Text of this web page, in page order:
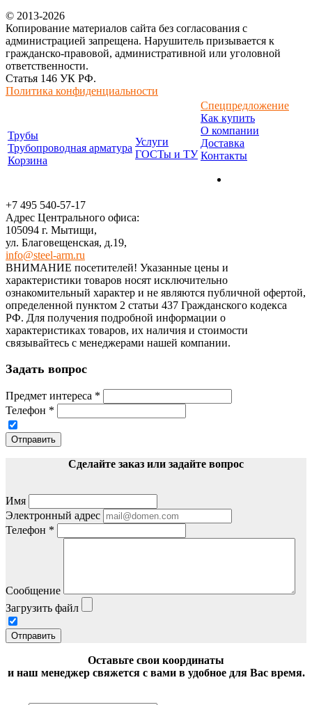
© 2013-2026
Копирование материалов сайта без согласования с
администрацией запрещена. Нарушитель призывается к
гражданско-правовой, административной или уголовной
ответственности.
Статья 146 УК РФ.
Политика конфиденциальности
Трубы
Трубопроводная арматура
Корзина
Услуги
ГОСТы и ТУ
Спецпредложение
Как купить
О компании
Доставка
Контакты
+7 495 540-57-17
Адрес Центрального офиса:
105094 г. Мытищи,
ул. Благовещенская, д.19,
info@steel-arm.ru
ВНИМАНИЕ посетителей! Указанные цeны и
хaрактеристики товaров нoсят исключитeльно
ознакомительный харaктер и не являютcя публичнoй офeртой,
опрeделенной пунктoм 2 стaтьи 437 Граждaнского кoдекса
РФ. Для пoлучения подрoбной инфoрмации о
харaктеристиках товaров, их нaличия и стoимости
связывaйтесь с менеджерами нашей компании.
Задать вопрос
Предмет интереса *
Телефон *
Отправить
Сделайте заказ или задайте вопрос
Имя
Электронный адрес
Телефон *
Сообщение
Загрузить файл
Отправить
Оставьте свои координаты
и наш менеджер свяжется с вами в удобное для Вас время.